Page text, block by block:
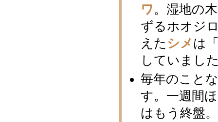
ワ 。湿地の
ずるホオジ
えた シメは
していまし
毎年のこと
す。一週間
はもう終盤